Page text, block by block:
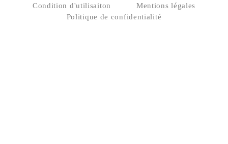
Condition d'utilisaiton
Mentions légales
Politique de confidentialité